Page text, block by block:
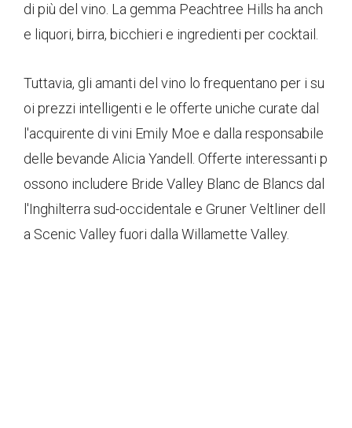
di più del vino. La gemma Peachtree Hills ha anch
e liquori, birra, bicchieri e ingredienti per cocktail.
Tuttavia, gli amanti del vino lo frequentano per i su
oi prezzi intelligenti e le offerte uniche curate dal
l'acquirente di vini Emily Moe e dalla responsabile
delle bevande Alicia Yandell. Offerte interessanti p
ossono includere Bride Valley Blanc de Blancs dal
l'Inghilterra sud-occidentale e Gruner Veltliner dell
a Scenic Valley fuori dalla Willamette Valley.